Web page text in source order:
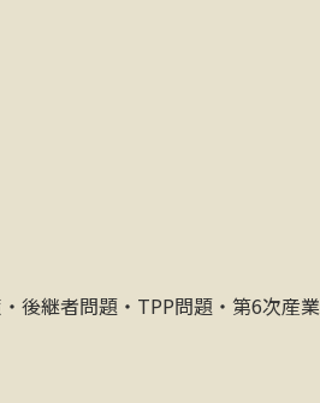
後継者問題・TPP問題・第6次産